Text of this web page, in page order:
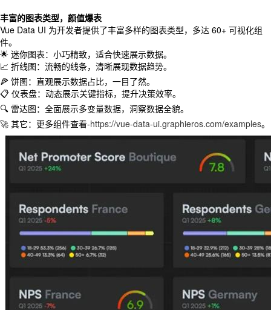
丰富的图表类型，颜值爆表
Vue Data UI 为开发者提供了丰富多样的图表类型，多达 60+ 可视化组
件。
🌟 迷你图表：小巧精致，适合快速展示数据。
📈 折线图：流畅的线条，清晰展现数据趋势。
🍕 饼图：直观展示数据占比，一目了然。
📋 仪表盘：动态展示关键指标，提升决策效率。
🔍 雷达图：全面展示多变量数据，洞察数据全貌。
🚀 其它：更多组件查看-https://vue-data-ui.graphieros.com/examples。